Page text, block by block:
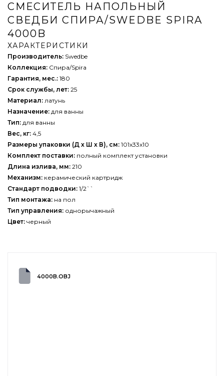
СМЕСИТЕЛЬ НАПОЛЬНЫЙ
СВЕДБИ СПИРА/SWEDBE SPIRA
4000B
ХАРАКТЕРИСТИКИ
Производитель: Swedbe
Коллекция: Спира/Spira
Гарантия, мес.: 180
Срок службы, лет: 25
Материал: латунь
Назначение: для ванны
Тип: для ванны
Вес, кг: 4,5
Размеры упаковки (Д х Ш х В), см: 101x33x10
Комплект поставки: полный комплект установки
Длина излива, мм: 210
Механизм: керамический картридж
Стандарт подводки: 1/2``
Тип монтажа: на пол
Тип управления: однорычажный
Цвет: черный
4000B.OBJ